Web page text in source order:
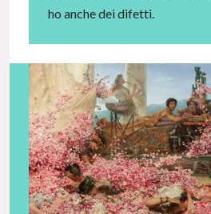
ho anche dei difetti.